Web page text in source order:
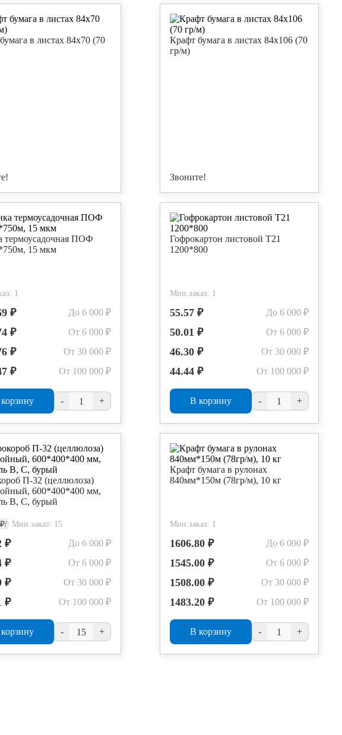
в листах 84х70 (70
Крафт бумага в листах 84х106 (70
гр/м)
Звоните!
термоусадочная ПОФ
15 мкм
1
₽ До 6 000 ₽
₽ От 6 000 ₽
₽ От 30 000 ₽
₽ От 100 000 ₽
- +
Гофрокартон листовой Т21
1200*800
Мин.заказ: 1
55.57 ₽ До 6 000 ₽
50.01 ₽ От 6 000 ₽
46.30 ₽ От 30 000 ₽
44.44 ₽ От 100 000 ₽
В корзину - +
П-32 (целлюлоза)
600*400*400 мм,
B, C, бурый
Мин.заказ: 15
₽ До 6 000 ₽
₽ От 6 000 ₽
₽ От 30 000 ₽
₽ От 100 000 ₽
- +
Крафт бумага в рулонах
840мм*150м (78гр/м), 10 кг
Мин.заказ: 1
1606.80 ₽ До 6 000 ₽
1545.00 ₽ От 6 000 ₽
1508.00 ₽ От 30 000 ₽
1483.20 ₽ От 100 000 ₽
В корзину - +